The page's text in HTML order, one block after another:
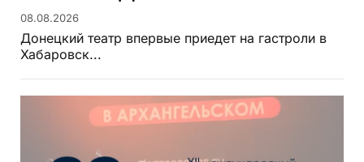
08.08.2026
Донецкий театр впервые приедет на гастроли в
Хабаровск...